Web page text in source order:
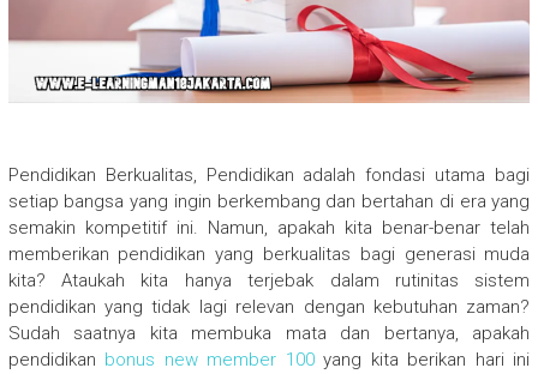
Pendidikan Berkualitas, Pendidikan adalah fondasi utama bagi
setiap bangsa yang ingin berkembang dan bertahan di era yang
semakin kompetitif ini. Namun, apakah kita benar-benar telah
memberikan pendidikan yang berkualitas bagi generasi muda
kita? Ataukah kita hanya terjebak dalam rutinitas sistem
pendidikan yang tidak lagi relevan dengan kebutuhan zaman?
Sudah saatnya kita membuka mata dan bertanya, apakah
pendidikan bonus new member 100yang kita berikan hari ini